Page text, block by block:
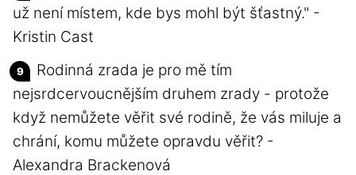
už není místem, kde bys mohl být šťastný." -
Kristin Cast
Rodinná zrada je pro mě tím
nejsrdcervoucnějším druhem zrady - protože
když nemůžete věřit své rodině, že vás miluje a
chrání, komu můžete opravdu věřit? -
Alexandra Brackenová